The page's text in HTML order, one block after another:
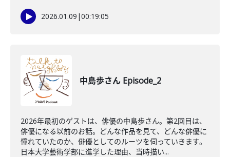
2026.01.09 |00:19:05
中島歩さん Episode_2
2026年最初のゲストは、俳優の中島歩さん。第2回目は、
俳優になる以前のお話。どんな作品を見て、どんな俳優に
憧れていたのか、俳優としてのルーツを伺っていきます。
日本大学藝術学部に進学した理由、当時描い...